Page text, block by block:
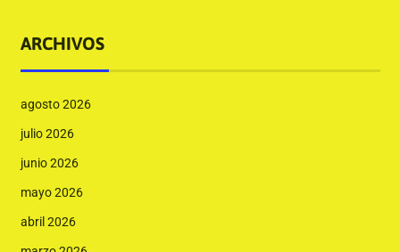
ARCHIVOS
agosto 2026
julio 2026
junio 2026
mayo 2026
abril 2026